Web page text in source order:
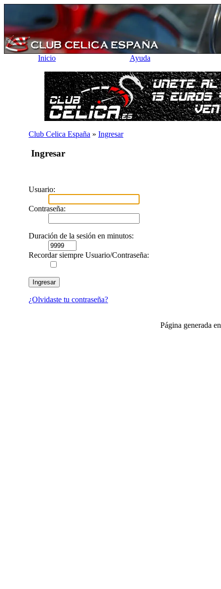
Inicio Ayuda
Club Celica España » Ingresar
Ingresar
Usuario:
Contraseña:
Duración de la sesión en minutos:
Recordar siempre Usuario/Contraseña:
¿Olvidaste tu contraseña?
Página generada